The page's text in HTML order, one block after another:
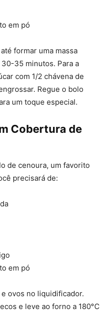
em pó
formar uma massa
30-35 minutos. Para a
com 1/2 chávena de
Regue o bolo
um toque especial.
Cobertura de
de cenoura, um favorito
precisará de:
em pó
ovos no liquidificador.
e leve ao forno a 180°C